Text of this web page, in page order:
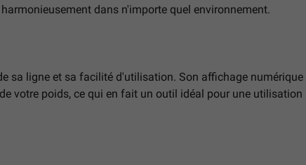
dans n'importe quel environnement.
sa ligne et sa facilité d'utilisation. Son affichage numérique
votre poids, ce qui en fait un outil idéal pour une utilisation